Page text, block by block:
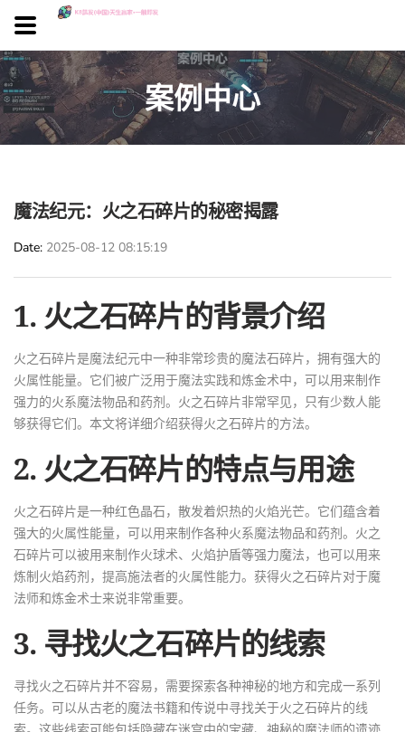
案例中心
魔法纪元：火之石碎片的秘密揭露
Date 2025-08-12 08:15:19
1. 火之石碎片的背景介绍
火之石碎片是魔法纪元中一种非常珍贵的魔法石碎片，拥有强大的
火属性能量。它们被广泛用于魔法实践和炼金术中，可以用来制作
强力的火系魔法物品和药剂。火之石碎片非常罕见，只有少数人能
够获得它们。本文将详细介绍获得火之石碎片的方法。
2. 火之石碎片的特点与用途
火之石碎片是一种红色晶石，散发着炽热的火焰光芒。它们蕴含着
强大的火属性能量，可以用来制作各种火系魔法物品和药剂。火之
石碎片可以被用来制作火球术、火焰护盾等强力魔法，也可以用来
炼制火焰药剂，提高施法者的火属性能力。获得火之石碎片对于魔
法师和炼金术士来说非常重要。
3. 寻找火之石碎片的线索
寻找火之石碎片并不容易，需要探索各种神秘的地方和完成一系列
任务。可以从古老的魔法书籍和传说中寻找关于火之石碎片的线